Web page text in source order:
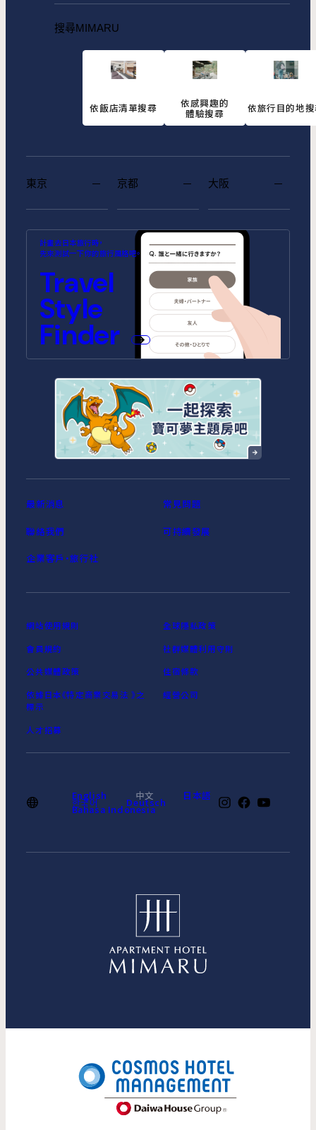
搜尋MIMARU
依飯店清單搜尋 依感興趣的
體驗搜尋 依旅行目的地
東京
MIMARU SUITES 東京浅草
MIMARU東京 池袋
MIMARU SUITES 東京日本橋
MIMARU東京 錦糸町
MIMARU東京 STATION EAST
MIMARU東京 赤坂
MIMARU東京 上野稲荷町
MIMARU東京 上野NORTH
MIMARU東京 上野EAST
MIMARU東京 上野御徒町
MIMARU東京 新宿WEST
MIMARU東京 日本橋水天宮前
MIMARU東京 八丁堀
MIMARU東京 浅草STATION
京都
MIMARU SUITES 京都
CENTRAL
MIMARU京都 河原町五条
MIMARU京都 STATION
MIMARU京都 新町三条
MIMARU京都 四条WEST(旧
MIMARU京都 西洞院高辻)
MIMARU京都 二条城
MIMARU SUITES 京都四条
大阪
MIMARU大阪 難波STATION
ANNEX (將於2026年10月1日開
MIMARU大阪 心斎橋CENTRAL
(將於2026年9月1日開幕)
MIMARU大阪 心斎橋NORTH
MIMARU大阪 心斎橋EAST
MIMARU大阪 難波STATION
MIMARU大阪 心斎橋WEST
MIMARU大阪 難波NORTH
計畫去日本旅行時，
先來測試一下你的旅行風格吧。
Travel
Style
Finder
最新消息 常見問題
聯絡我們 可持續發展
企業客戶‧旅行社
網站使用規則 全球隱私政策
會員規約 社群媒體利用守則
公共媒體政策 住宿條款
依據日本《特定商業交易法 》之
標示
經營公司
人才招募
English 中文 日本語
한국어 Deutsch
Bahasa Indonesia